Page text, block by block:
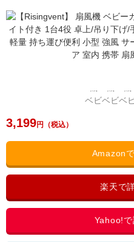
3,199